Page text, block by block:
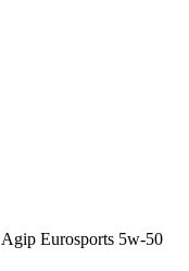
Agip Eurosports 5w-50